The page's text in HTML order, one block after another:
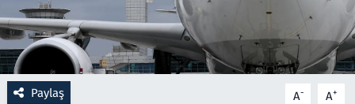
Paylaş A- A+
Resmi İlanlar
Rüya Tabirleri
Sağlık